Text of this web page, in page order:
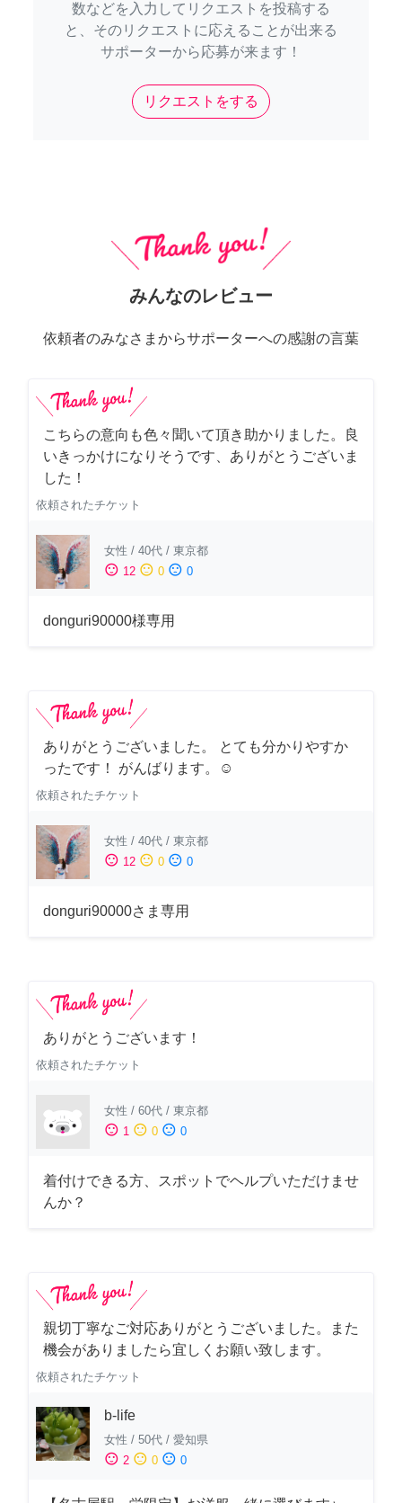
数などを入力してリクエストを投稿する
と、そのリクエストに応えることが出来る
サポーターから応募が来ます！
リクエストをする
みんなのレビュー
依頼者のみなさまからサポーターへの感謝の言葉
こちらの意向も色々聞いて頂き助かりました。良
いきっかけになりそうです、ありがとうございま
した！
依頼されたチケット
女性 / 40代 / 東京都
sentiment_satisfied 12 sentiment_neutral 0 sentiment_dissatisfied 0
donguri90000様専用
ありがとうございました。 とても分かりやすか
ったです！ がんばります。☺️
依頼されたチケット
女性 / 40代 / 東京都
sentiment_satisfied 12 sentiment_neutral 0 sentiment_dissatisfied 0
donguri90000さま専用
ありがとうございます！
依頼されたチケット
女性 / 60代 / 東京都
sentiment_satisfied 1 sentiment_neutral 0 sentiment_dissatisfied 0
着付けできる方、スポットでヘルプいただけませ
んか？
親切丁寧なご対応ありがとうございました。また
機会がありましたら宜しくお願い致します。
依頼されたチケット
b-life
女性 / 50代 / 愛知県
sentiment_satisfied 2 sentiment_neutral 0 sentiment_dissatisfied 0